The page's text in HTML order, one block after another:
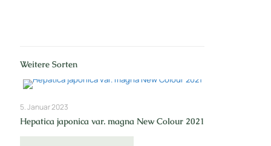
Weitere Sorten
5. Januar 2023
Hepatica japonica var. magna New Colour 2021